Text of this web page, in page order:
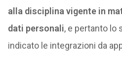
alla disciplina vigente in
dati personali, e pertanto lo
indicato le integrazioni da